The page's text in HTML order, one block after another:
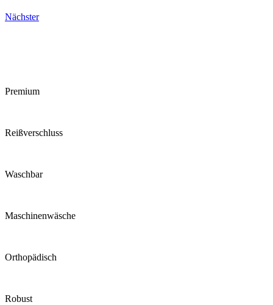
Nächster
Premium
Reiß­verschluss
Waschbar
Maschinen­wäsche
Ortho­pädisch
Robust